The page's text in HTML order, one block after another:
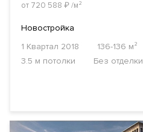
от 720 588 ₽/м²
Новостройка
1 Квартал 2018
136-136 м²
3.5 м потолки
Без отделки